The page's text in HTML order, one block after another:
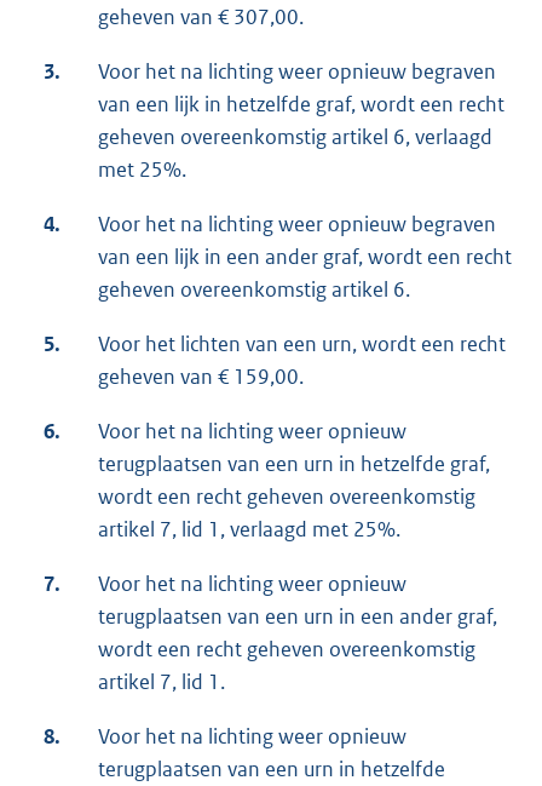
geheven van € 307,00.
3.
Voor het na lichting weer opnieuw begraven
van een lijk in hetzelfde graf, wordt een recht
geheven overeenkomstig artikel 6, verlaagd
met 25%.
4.
Voor het na lichting weer opnieuw begraven
van een lijk in een ander graf, wordt een recht
geheven overeenkomstig artikel 6.
5.
Voor het lichten van een urn, wordt een recht
geheven van € 159,00.
6.
Voor het na lichting weer opnieuw
terugplaatsen van een urn in hetzelfde graf,
wordt een recht geheven overeenkomstig
artikel 7, lid 1, verlaagd met 25%.
7.
Voor het na lichting weer opnieuw
terugplaatsen van een urn in een ander graf,
wordt een recht geheven overeenkomstig
artikel 7, lid 1.
8.
Voor het na lichting weer opnieuw
terugplaatsen van een urn in hetzelfde